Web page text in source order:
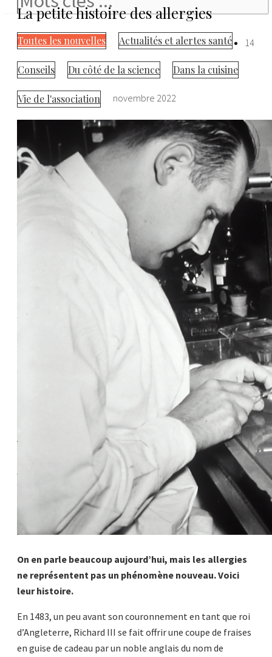
Toutes les nouvelles Actualités et alertes santé
Conseils Du côté de la science Dans la cuisine
Vie de l'association
La petite histoire des allergies
14
novembre 2022
On en parle beaucoup aujourd’hui, mais les allergies
ne représentent pas un phénomène nouveau. Voici
leur histoire.
En 1483, un peu avant son couronnement en tant que roi
d’Angleterre, Richard III se fait offrir une coupe de fraises
en guise de cadeau par un noble anglais du nom de